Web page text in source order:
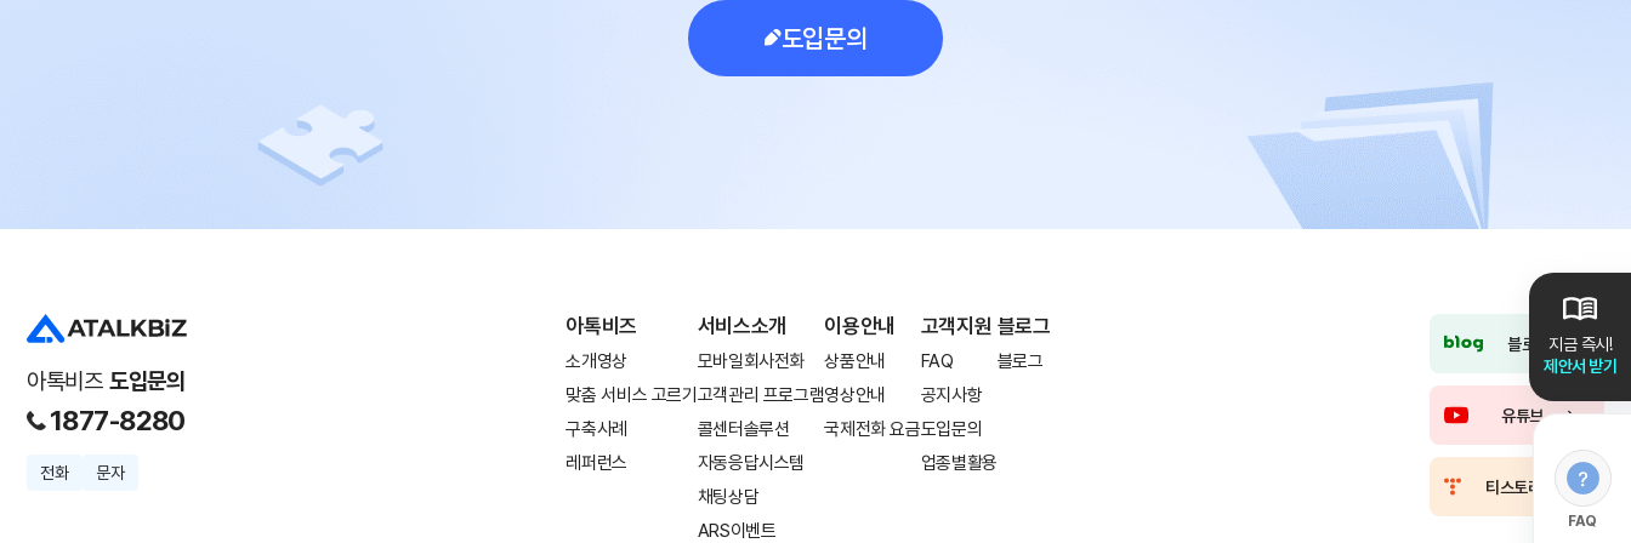
지금 즉시!
제안서 받기
FAQ
도입문의
아톡비즈 도입문의
1877-8280
전화 문자
아톡비즈
소개영상
맞춤 서비스 고르기
구축사례
레퍼런스
서비스소개
모바일회사전화
고객관리 프로그램
콜센터솔루션
자동응답시스템
채팅상담
ARS이벤트
이용안내
상품안내
영상안내
국제전화 요금
고객지원
FAQ
공지사항
도입문의
업종별활용
블로그
블로그
블로그
유튜브
티스토리